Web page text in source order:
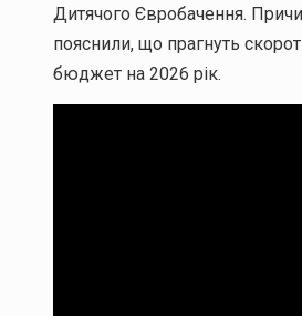
Дитячого Євробачення.
пояснили, що прагнуть
бюджет на 2026 рік.